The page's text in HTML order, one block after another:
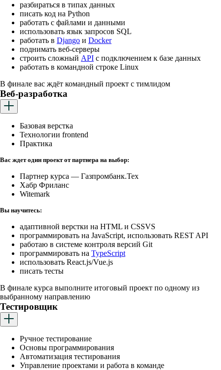
разбираться в типах данных
писать код на Python
работать с файлами и данными
использовать язык запросов SQL
работать в Django и Docker
поднимать веб-серверы
строить сложный API с подключением к базе данных
работать в командной строке Linux
В финале вас ждёт командный проект с тимлидом
Веб-разработка
Базовая верстка
Технологии frontend
Практика
Вас ждет один проект от партнера на выбор:
Партнер курса — Газпромбанк.Тех
Хабр Фриланс
Witemark
Вы научитесь:
адаптивной верстки на HTML и CSS VS
программировать на JavaScript, использовать REST API
работаю в системе контроля версий Git
программировать на TypeScript
использовать React.js/Vue.js
писать тесты
В финале курса выполните итоговый проект по одному из
выбранному направлению
Тестировщик
Ручное тестирование
Основы программирования
Автоматизация тестирования
Управление проектами и работа в команде